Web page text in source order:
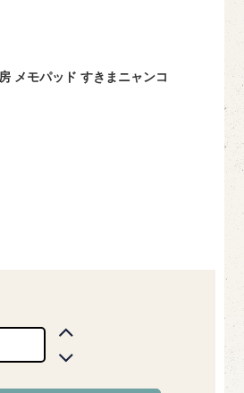
メモパッド すきまニャンコ